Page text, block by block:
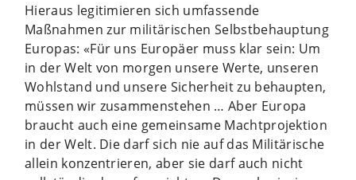
Hieraus legitimieren sich umfassende
Maßnahmen zur militärischen Selbstbehauptung
Europas: «Für uns Europäer muss klar sein: Um
in der Welt von morgen unsere Werte, unseren
Wohlstand und unsere Sicherheit zu behaupten,
müssen wir zusammenstehen … Aber Europa
braucht auch eine gemeinsame Machtprojektion
in der Welt. Die darf sich nie auf das Militärische
allein konzentrieren, aber sie darf auch nicht